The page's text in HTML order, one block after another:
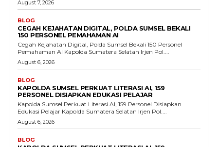
August 7, 2026
BLOG
CEGAH KEJAHATAN DIGITAL, POLDA SUMSEL BEKALI
150 PERSONEL PEMAHAMAN AI
Cegah Kejahatan Digital, Polda Sumsel Bekali 150 Personel
Pemahaman AI Kapolda Sumatera Selatan Irjen Pol....
August 6, 2026
BLOG
KAPOLDA SUMSEL PERKUAT LITERASI AI, 159
PERSONEL DISIAPKAN EDUKASI PELAJAR
Kapolda Sumsel Perkuat Literasi AI, 159 Personel Disiapkan
Edukasi Pelajar Kapolda Sumatera Selatan Irjen Pol....
August 6, 2026
BLOG